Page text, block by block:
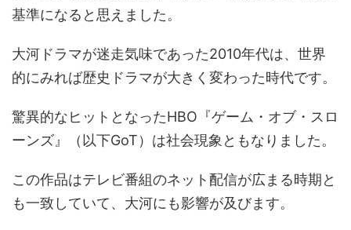
基準になると思えました。
大河ドラマが迷走気味であった2010年代は、世界
的にみれば歴史ドラマが大きく変わった時代です。
驚異的なヒットとなったHBO『ゲーム・オブ・スロ
ーンズ』（以下GoT）は社会現象ともなりました。
この作品はテレビ番組のネット配信が広まる時期と
も一致していて、大河にも影響が及びます。